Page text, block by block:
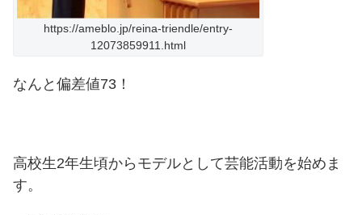
https://ameblo.jp/reina-triendle/entry-
12073859911.html
なんと偏差値73！
高校生2年生頃からモデルとして芸能活動を始めま
す。